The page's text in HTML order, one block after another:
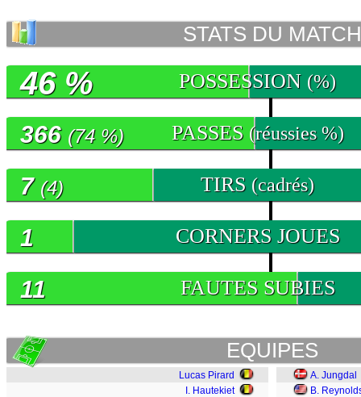
STATS DU MATCH
POSSESSION (%)
46 %
PASSES (réussies %)
366 (74 %)
TIRS (cadrés)
7 (4)
CORNERS JOUES
1
FAUTES SUBIES
11
EQUIPES
Lucas Pirard
I. Hautekiet
A. Jungdal
B.